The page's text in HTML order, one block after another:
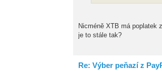
Nicméně XTB má poplatek
je to stále tak?
Re: Výber peňazí z